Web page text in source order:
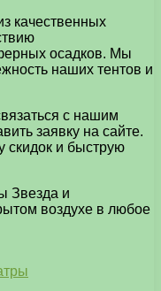
качественных
осадков. Мы
наших тентов и
с нашим
заявку на сайте.
скидок и быструю
Звезда и
воздухе в любое